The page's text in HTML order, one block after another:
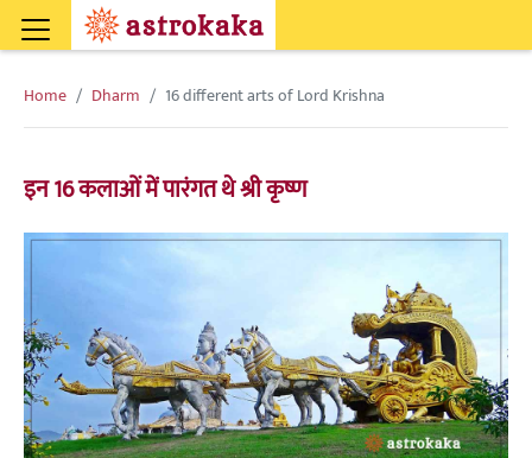
Home Dharm 16 different arts of Lord Krishna
इन 16 कलाओं में पारंगत थे श्री कृष्ण